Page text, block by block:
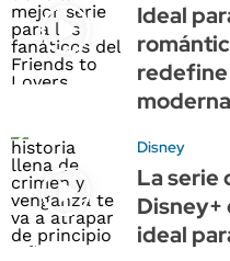
Ideal
redefine
Disney
La serie
Disney+
ideal